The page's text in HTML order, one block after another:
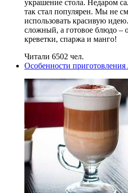
украшение стола. Недаром
так стал популярен. Мы не
использовать красивую
сложный, а готовое блюдо –
креветки, спаржа и манго!
Читали 6502 чел.
Особенности приготовления